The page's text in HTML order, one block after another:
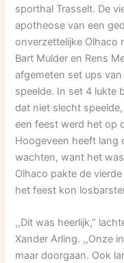
sporthal Trasselt. De
apotheose van een
onverzettelijke Olhaco
Bart Mulder en Rens
afgemeten set ups
speelde. In set 4 lukte
dat niet slecht
een feest werd het op
Hoogeveen heeft lang
wachten, want het
Olhaco pakte de
het feest kon
,,Dit was heerlijk,”
Xander Arling. ,,Onze
maar doorgaan. Ook